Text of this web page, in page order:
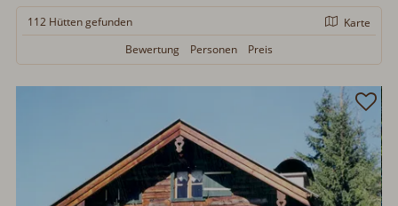
112 Hüttengefunden
Karte
Bewertung
Personen Preis